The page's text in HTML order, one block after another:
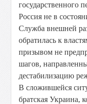
государственного
Россия не в
Служба внешней
обратилась к
призывом не
шагов,
дестабилизацию
В сложившейся
братская Украина,